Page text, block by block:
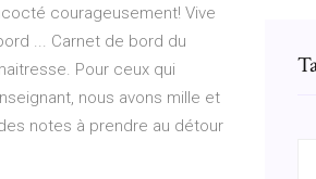
courageusement! Vive
... Carnet de bord du
Pour ceux qui
nous avons mille et
notes à prendre au détour